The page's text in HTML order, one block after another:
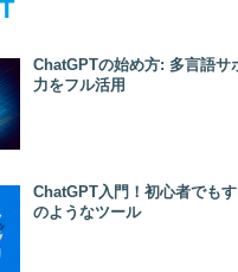
ChatGPTの始め方: 多言語サ
力をフル活用
ChatGPT入門！初心者でも
のようなツール